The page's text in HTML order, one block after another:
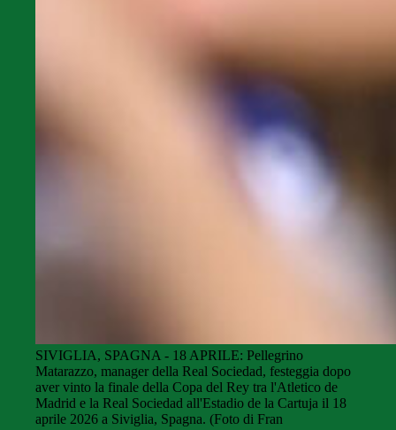
SIVIGLIA, SPAGNA - 18 APRILE: Pellegrino
Matarazzo, manager della Real Sociedad, festeggia dopo
aver vinto la finale della Copa del Rey tra l'Atletico de
Madrid e la Real Sociedad all'Estadio de la Cartuja il 18
aprile 2026 a Siviglia, Spagna. (Foto di Fran